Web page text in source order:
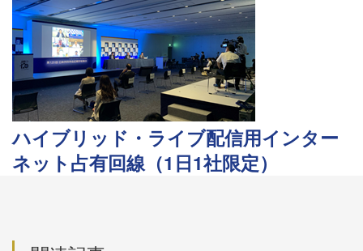
ハイブリッド・ライブ配信用インター
ネット占有回線（1日1社限定）